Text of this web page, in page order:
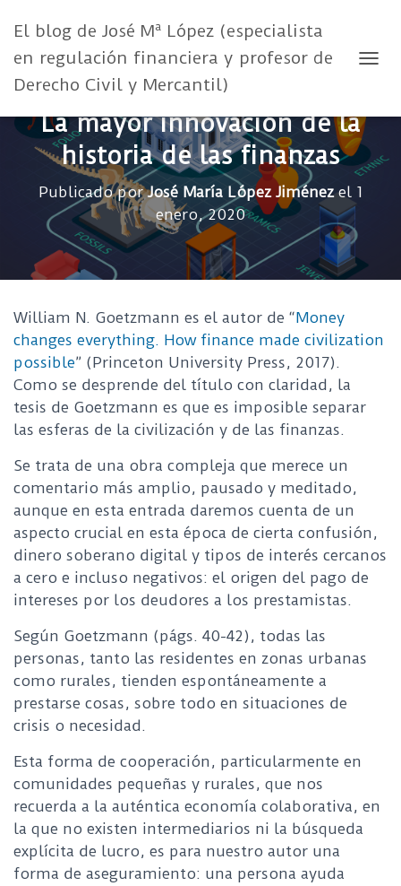
El blog de José Mª López (especialista
en regulación financiera y profesor de
Derecho Civil y Mercantil)
La mayor innovación de la
historia de las finanzas
Publicado porJosé María López Jiménezel 1
enero, 2020
William N. Goetzmann es el autor de “Money
changes everything. How finance made civilization
possible” (Princeton University Press, 2017).
Como se desprende del título con claridad, la
tesis de Goetzmann es que es imposible separar
las esferas de la civilización y de las finanzas.
Se trata de una obra compleja que merece un
comentario más amplio, pausado y meditado,
aunque en esta entrada daremos cuenta de un
aspecto crucial en esta época de cierta confusión,
dinero soberano digital y tipos de interés cercanos
a cero e incluso negativos: el origen del pago de
intereses por los deudores a los prestamistas.
Según Goetzmann (págs. 40-42), todas las
personas, tanto las residentes en zonas urbanas
como rurales, tienden espontáneamente a
prestarse cosas, sobre todo en situaciones de
crisis o necesidad.
Esta forma de cooperación, particularmente en
comunidades pequeñas y rurales, que nos
recuerda a la auténtica economía colaborativa, en
la que no existen intermediarios ni la búsqueda
explícita de lucro, es para nuestro autor una
forma de aseguramiento: una persona ayuda